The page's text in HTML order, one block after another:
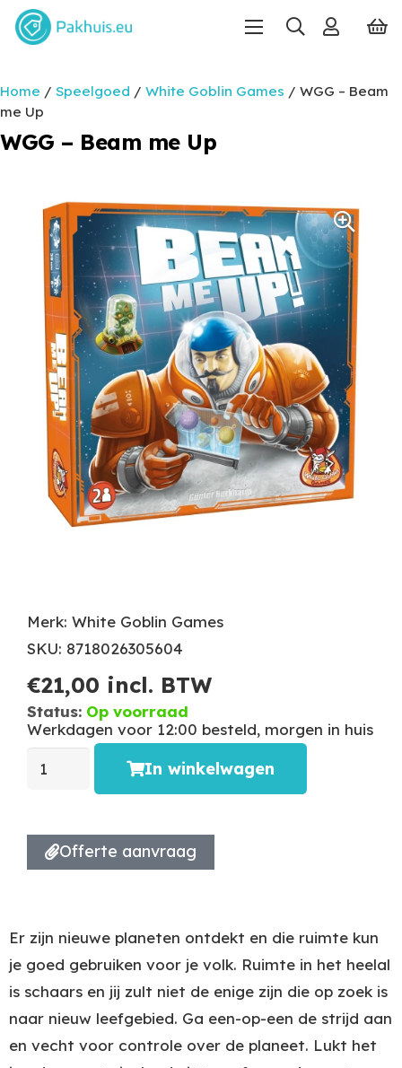
Home / Speelgoed / White Goblin Games / WGG – Beam
me Up
WGG – Beam me Up
Merk: White Goblin Games
SKU: 8718026305604
€21,00 incl. BTW
Status: Op voorraad
Werkdagen voor 12:00 besteld, morgen in huis
In winkelwagen
Offerte aanvraag
Er zijn nieuwe planeten ontdekt en die ruimte kun
je goed gebruiken voor je volk. Ruimte in het heelal
is schaars en jij zult niet de enige zijn die op zoek is
naar nieuw leefgebied. Ga een-op-een de strijd aan
en vecht voor controle over de planeet. Lukt het